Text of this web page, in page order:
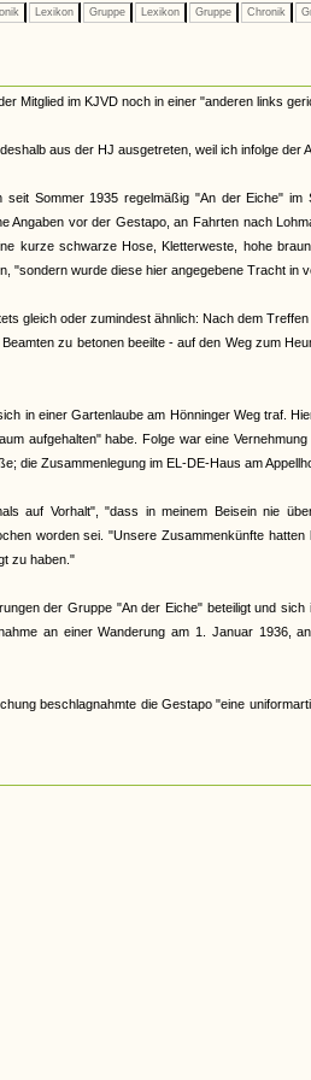
Lexikon Gruppe Lexikon Gruppe Chronik
Mitglied im KJVD noch in einer "anderen links
aus der HJ ausgetreten, weil ich infolge
Sommer 1935 regelmäßig "An der Eiche"
vor der Gestapo, an Fahrten nach
kurze schwarze Hose, Kletterweste, hohe
"sondern wurde diese hier angegebene Tracht in
gleich oder zumindest ähnlich: Nach dem
zu betonen beeilte - auf den Weg zum
in einer Gartenlaube am Hönninger Weg traf.
aufgehalten" habe. Folge war eine
die Zusammenlegung im EL-DE-Haus am
auf Vorhalt", "dass in meinem Beisein nie
worden sei. "Unsere Zusammenkünfte
zu haben."
der Gruppe "An der Eiche" beteiligt und
an einer Wanderung am 1. Januar 1936,
beschlagnahmte die Gestapo "eine